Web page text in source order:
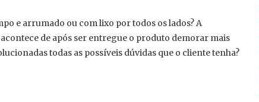
e arrumado ou com lixo por todos os lados? A
de após ser entregue o produto demorar mais
todas as possíveis dúvidas que o cliente tenha?